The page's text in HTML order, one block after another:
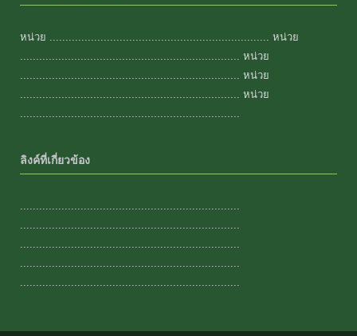
หน่วย ..................................................................... หน่วย
..................................................................... หน่วย
..................................................................... หน่วย
..................................................................... หน่วย
.....................................................................
ลิงค์ที่เกี่ยวข้อง
.....................................................................
.....................................................................
.....................................................................
.....................................................................
.....................................................................